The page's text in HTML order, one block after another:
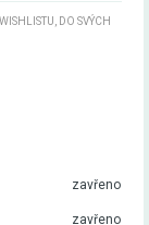
DO SVÝCH
zavřeno
zavřeno